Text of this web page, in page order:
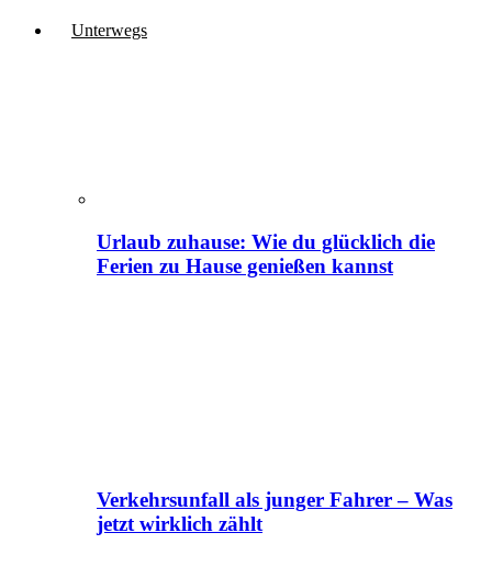
Unterwegs
Urlaub zuhause: Wie du glücklich die
Ferien zu Hause genießen kannst
Verkehrsunfall als junger Fahrer – Was
jetzt wirklich zählt